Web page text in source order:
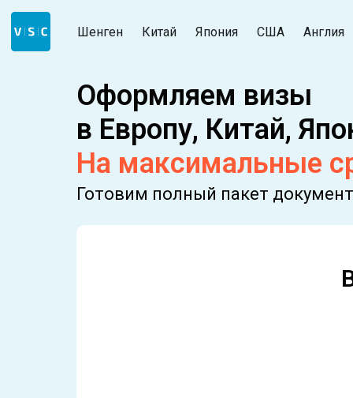
Шенген Китай Япония США Англия
Оформляем визы
в Европу, Китай,
На максимальные
Готовим полный пакет